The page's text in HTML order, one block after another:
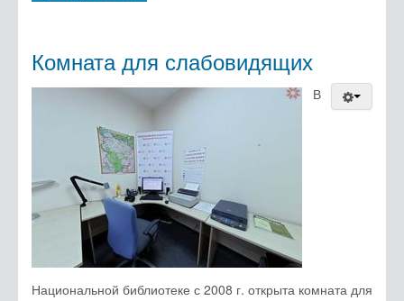
Комната для слабовидящих
В
Национальной библиотеке с 2008 г. открыта комната для